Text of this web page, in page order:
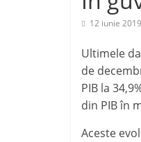
12 iunie 2019
Ultimele
de
PIB la
din PIB în
Aceste